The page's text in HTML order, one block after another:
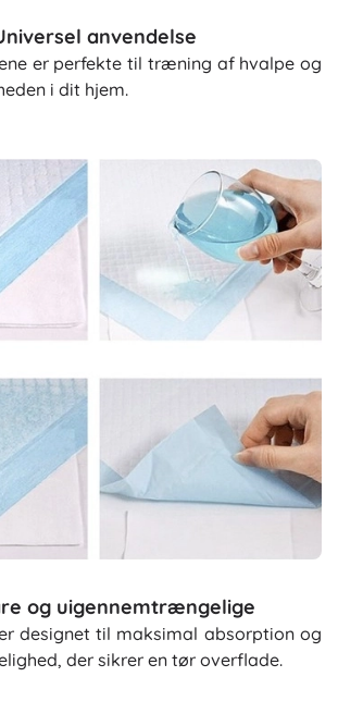
anvendelse
er perfekte til træning af hvalpe og
i dit hjem.
og uigennemtrængelige
designet til maksimal absorption og
der sikrer en tør overflade.